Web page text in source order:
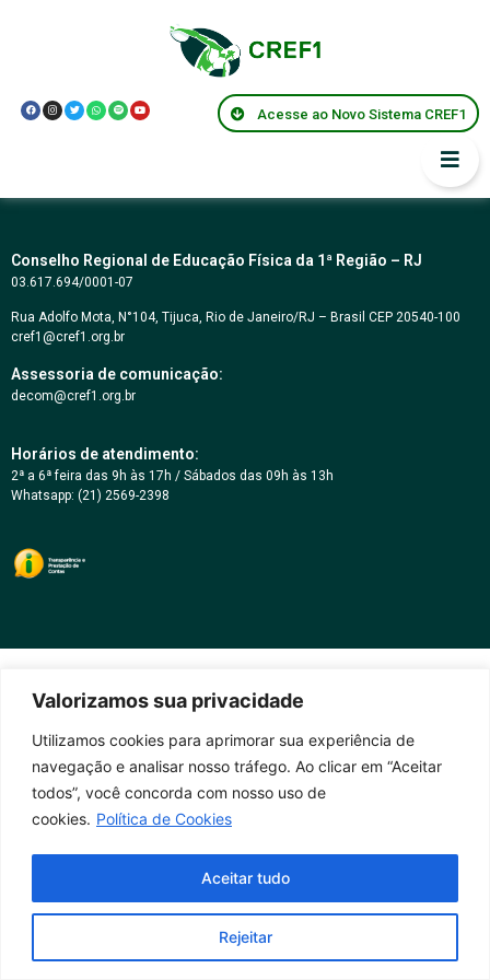
Valorizamos sua privacidade
Utilizamos cookies para aprimorar sua experiência de
navegação e analisar nosso tráfego. Ao clicar em “Aceitar
todos”, você concorda com nosso uso de
cookies. Política de Cookies
Rejeitar
Aceitar tudo
Acesse ao Novo Sistema CREF1
RESOLUÇÃO
CREF1/RJ Nº
136/2024
Conselho Regional de Educação Física da 1ª Região – RJ
03.617.694/0001-07
Rua Adolfo Mota, N°104, Tijuca, Rio de Janeiro/RJ – Brasil CEP 20540-100
cref1@cref1.org.br
Assessoria de comunicação:
decom@cref1.org.br
Horários de atendimento:
2ª a 6ª feira das 9h às 17h / Sábados das 09h às 13h
Whatsapp: (21) 2569-2398